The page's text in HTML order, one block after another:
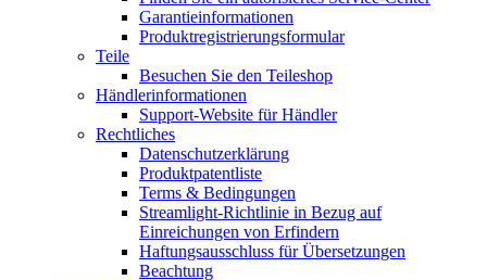
Garantieinformationen
Produktregistrierungsformular
Teile
Besuchen Sie den Teileshop
Händlerinformationen
Support-Website für Händler
Rechtliches
Datenschutzerklärung
Produktpatentliste
Terms & Bedingungen
Streamlight-Richtlinie in Bezug auf
Einreichungen von Erfindern
Haftungsausschluss für Übersetzungen
Beachtung